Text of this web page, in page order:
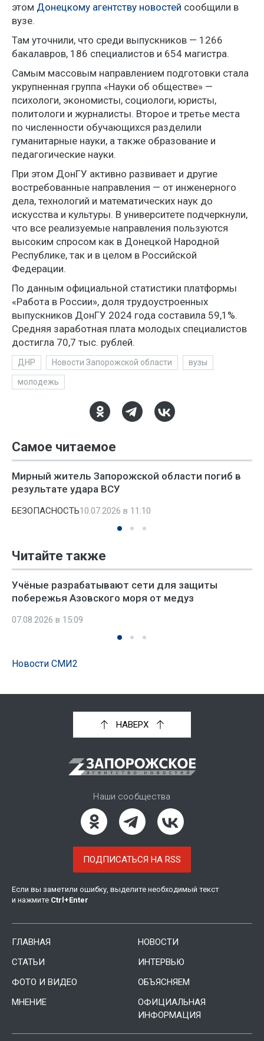
этом Донецкому агентству новостей сообщили в
вузе.
Там уточнили, что среди выпускников — 1266
бакалавров, 186 специалистов и 654 магистра.
Самым массовым направлением подготовки стала
укрупненная группа «Науки об обществе» —
психологи, экономисты, социологи, юристы,
политологи и журналисты. Второе и третье места
по численности обучающихся разделили
гуманитарные науки, а также образование и
педагогические науки.
При этом ДонГУ активно развивает и другие
востребованные направления — от инженерного
дела, технологий и математических наук до
искусства и культуры. В университете подчеркнули,
что все реализуемые направления пользуются
высоким спросом как в Донецкой Народной
Республике, так и в целом в Российской
Федерации.
По данным официальной статистики платформы
«Работа в России», доля трудоустроенных
выпускников ДонГУ 2024 года составила 59,1%.
Средняя заработная плата молодых специалистов
достигла 70,7 тыс. рублей.
ДНР Новости Запорожской области вузы
молодежь
Самое читаемое
Мирный житель Запорожской области погиб в
результате удара ВСУ
БЕЗОПАСНОСТЬ10.07.2026 в 11:10
Читайте также
Учёные разрабатывают сети для защиты
побережья Азовского моря от медуз
07.08.2026 в 15:09
Новости СМИ2
НАВЕРХ
Наши сообщества
ПОДПИСАТЬСЯ НА RSS
Если вы заметили ошибку, выделите необходимый текст
и нажмите Ctrl +Enter
ГЛАВНАЯ
НОВОСТИ
СТАТЬИ
ИНТЕРВЬЮ
ФОТО И ВИДЕО
ОБЪЯСНЯЕМ
МНЕНИЕ
ОФИЦИАЛЬНАЯ
ИНФОРМАЦИЯ